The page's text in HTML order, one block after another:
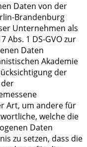
Daten von der
Brandenburg
Unternehmen als
Abs. 1 DS-GVO zur
Daten
Akademie
der
Art, um andere für
welche die
Daten
zu setzen, dass die